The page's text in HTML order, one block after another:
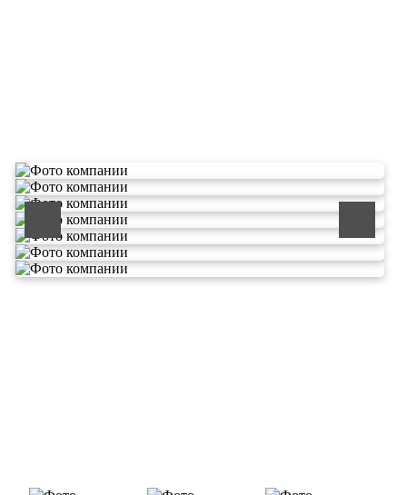
ООО «ЭКОВОЛГА» является современной и